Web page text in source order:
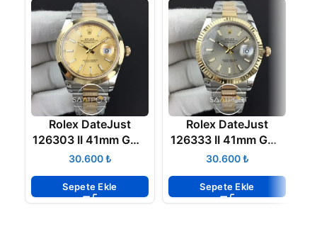
Rolex DateJust
126303 II 41mm GMF
Best Edition YG
Dial on SSYG Oyster
Bracelet 3235
₺
Sepete Ekle
Rolex DateJust
126333 II 41mm GMF
11 Best Edition YG
Dial super Clone
3235
₺
Sepete Ekle